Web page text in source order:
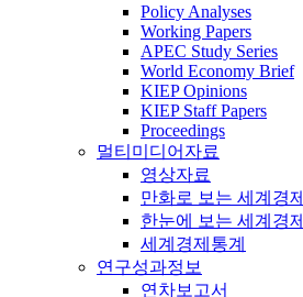
Policy Analyses
Working Papers
APEC Study Series
World Economy Brief
KIEP Opinions
KIEP Staff Papers
Proceedings
멀티미디어자료
영상자료
만화로 보는 세계경제
한눈에 보는 세계경제
세계경제통계
연구성과정보
연차보고서